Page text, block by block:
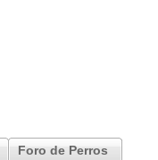
Foro de Perros